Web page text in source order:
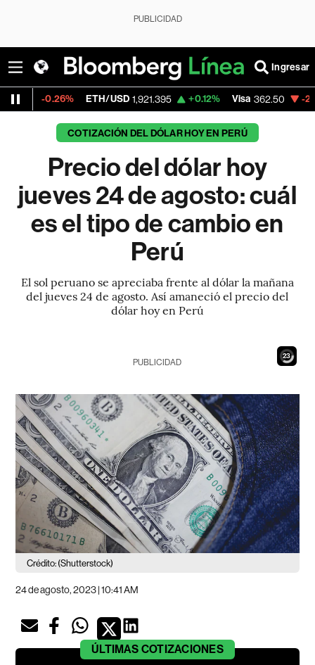
PUBLICIDAD
Ingresar
ETH/USD 1,921.395 +0.12% Visa 362.50 -2.15%
COTIZACIÓN DEL DÓLAR HOY EN PERÚ
Precio del dólar hoy
jueves 24 de agosto: cuál
es el tipo de cambio en
Perú
El sol peruano se apreciaba frente al dólar la mañana
del jueves 24 de agosto. Así amaneció el precio del
dólar hoy en Perú
21
PUBLICIDAD
Crédito: (Shutterstock)
24 de agosto, 2023 | 10:41 AM
ÚLTIMAS COTIZACIONES